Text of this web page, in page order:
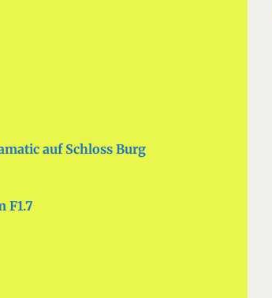
auf Schloss Burg
F1.7